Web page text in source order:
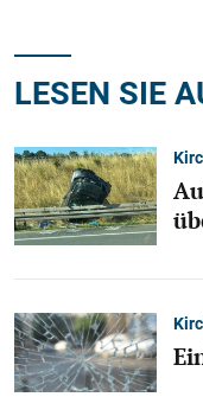
LESEN SIE